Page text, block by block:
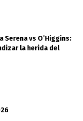
vs O’Higgins:
la herida del